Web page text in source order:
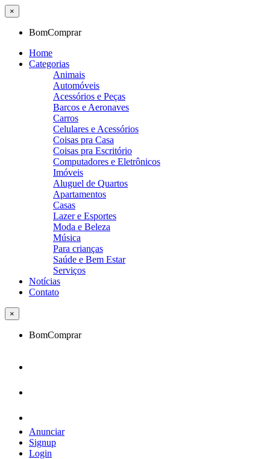
×
BomComprar
Home
Categorias
Animais
Automóveis
Acessórios e Peças
Barcos e Aeronaves
Carros
Celulares e Acessórios
Coisas pra Casa
Coisas pra Escritório
Computadores e Eletrônicos
Imóveis
Aluguel de Quartos
Apartamentos
Casas
Lazer e Esportes
Moda e Beleza
Música
Para crianças
Saúde e Bem Estar
Serviços
Notícias
Contato
×
BomComprar
Anunciar
Signup
Login